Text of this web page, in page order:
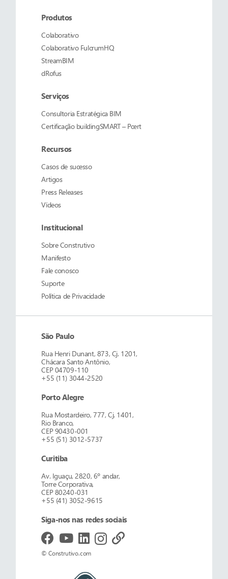
Produtos
Colaborativo
Colaborativo FulcrumHQ
StreamBIM
dRofus
Serviços
Consultoria Estratégica BIM
Certificação buildingSMART – Pcert
Recursos
Casos de sucesso
Artigos
Press Releases
Vídeos
Institucional
SobreConstrutivo
Manifesto
Fale conosco
Suporte
Política de Privacidade
São Paulo
Rua Henri Dunant, 873, Cj. 1201,
Chácara Santo Antônio,
CEP 04709-110
+55 (11) 3044-2520
Porto Alegre
Rua Mostardeiro, 777, Cj. 1401,
Rio Branco,
CEP 90430-001
+55 (51) 3012-5737
Curitiba
Av. Iguaçu, 2820, 6º andar,
Torre Corporativa,
CEP 80240-031
+55 (41) 3052-9615
Siga-nos nas redes sociais
© Construtivo.com